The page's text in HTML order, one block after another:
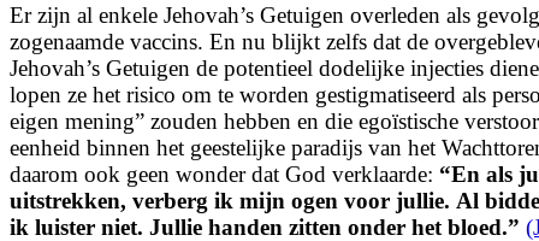
Er zijn al enkele Jehovah’s Getuigen overleden als
zogenaamde vaccins. En nu blijkt zelfs dat de
Jehovah’s Getuigen de potentieel dodelijke injecties
lopen ze het risico om te worden gestigmatiseerd als
eigen mening” zouden hebben en die egoïstische
eenheid binnen het geestelijke paradijs van het
daarom ook geen wonder dat God verklaarde: “En als
uitstrekken, verberg ik mijn ogen voor jullie. Al
ik luister niet. Jullie handen zitten onder het bloed.”